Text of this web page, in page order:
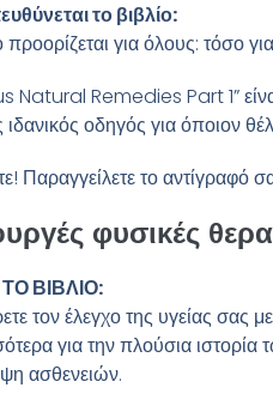
το βιβλίο:
προορίζεται για όλους: τόσο
Natural Remedies Part 1”
ιδανικός οδηγός για όποιον
Παραγγείλετε το αντίγραφό
φυσικές
ΒΙΒΛΙΟ:
τον έλεγχο της υγείας σας
για την πλούσια
ασθενειών.